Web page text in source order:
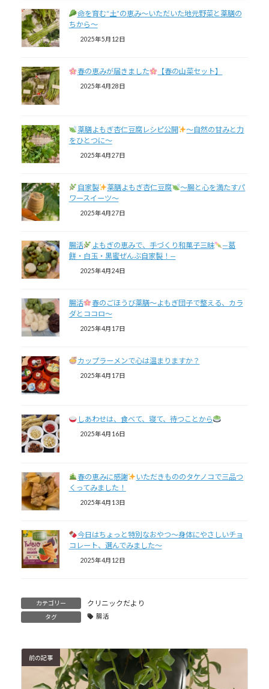
命を育む“土”の恵み～いただいた地元野菜と薬膳の
ちから～
2025年5月12日
春の恵みが届きました 【春の山菜セット】
2025年4月28日
薬膳よもぎ杏仁豆腐レシピ公開
～自然の甘みと力
をひとつに～
2025年4月27日
自家製 薬膳よもぎ杏仁豆腐
～腸と心を満たすパ
ワースイーツ～
2025年4月27日
腸活 よもぎの恵みで、手づくり和菓子三昧
—葛
餅・白玉・黒蜜ぜんぶ自家製！—
2025年4月24日
腸活
春のごほうび薬膳〜よもぎ団子で整える、カラ
ダとココロ〜
2025年4月17日
カップラーメンで心は温まりますか？
2025年4月17日
しあわせは、食べて、寝て、待つことから
2025年4月16日
春の恵みに感謝
いただきもののタケノコで三品つ
くってみました！
2025年4月13日
今日はちょっと特別なおやつ～身体にやさしいチョ
コレート、選んでみました～
2025年4月12日
カテゴリー クリニックだより
タグ 腸活
前の記事